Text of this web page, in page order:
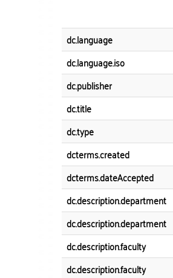
dc.language
dc.language.iso
dc.publisher
dc.title
dc.type
dcterms.created
dcterms.dateAccepted
dc.description.department
dc.description.department
dc.description.faculty
dc.description.faculty